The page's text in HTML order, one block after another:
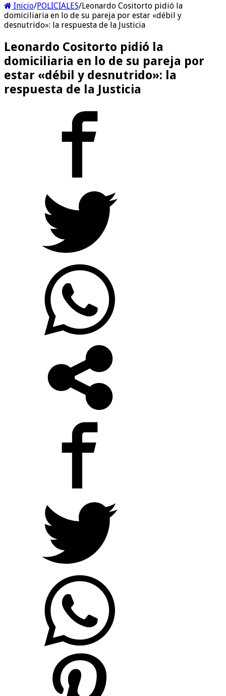
Inicio/POLICIALES/Leonardo Cositorto pidió la
domiciliaria en lo de su pareja por estar «débil y
desnutrido»: la respuesta de la Justicia
Leonardo Cositorto pidió la
domiciliaria en lo de su pareja por
estar «débil y desnutrido»: la
respuesta de la Justicia